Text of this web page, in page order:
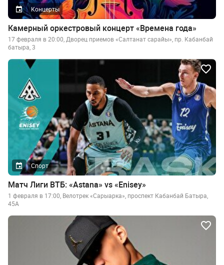
Концерты
Камерный оркестровый концерт «Времена года»
17 февраля в 20:00, Дворец приемов «Салтанат сарайы», пр. Кабанбай
батыра, 3
Спорт
Матч Лиги ВТБ: «Astana» vs «Enisey»
1 февраля в 17:00, Велотрек «Сарыарка», проспект Кабанбай Батыра,
45А